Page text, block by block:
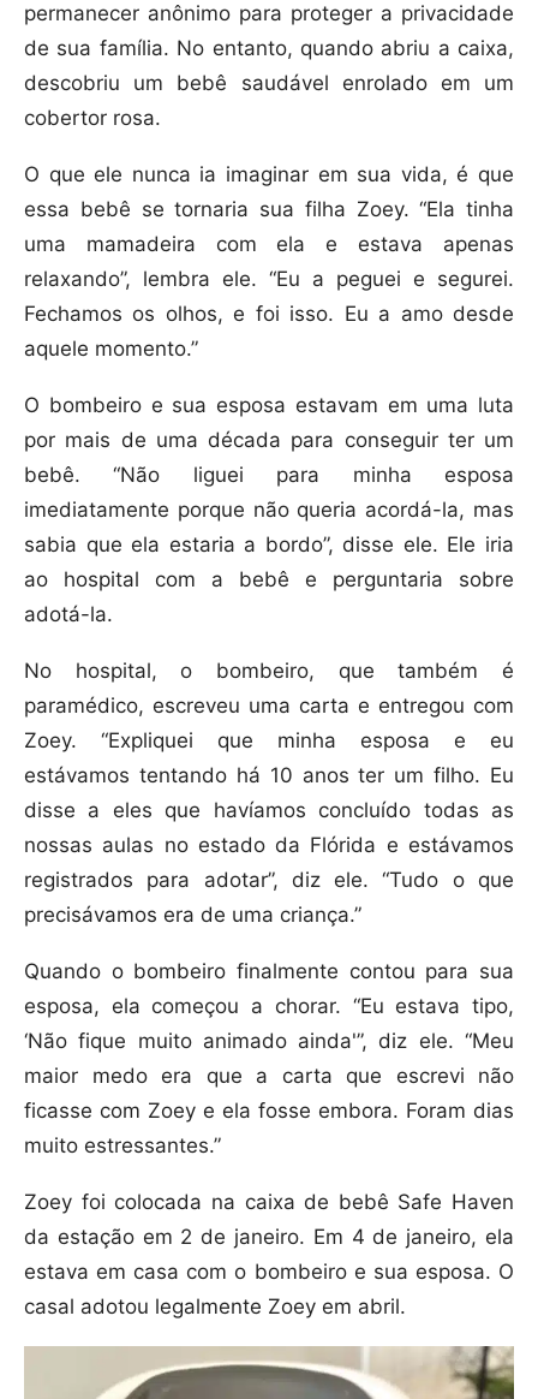
permanecer anônimo para proteger a privacidade
de sua família. No entanto, quando abriu a caixa,
descobriu um bebê saudável enrolado em um
cobertor rosa.
O que ele nunca ia imaginar em sua vida, é que
essa bebê se tornaria sua filha Zoey. “Ela tinha
uma mamadeira com ela e estava apenas
relaxando”, lembra ele. “Eu a peguei e segurei.
Fechamos os olhos, e foi isso. Eu a amo desde
aquele momento.”
O bombeiro e sua esposa estavam em uma luta
por mais de uma década para conseguir ter um
bebê. “Não liguei para minha esposa
imediatamente porque não queria acordá-la, mas
sabia que ela estaria a bordo”, disse ele. Ele iria
ao hospital com a bebê e perguntaria sobre
adotá-la.
No hospital, o bombeiro, que também é
paramédico, escreveu uma carta e entregou com
Zoey. “Expliquei que minha esposa e eu
estávamos tentando há 10 anos ter um filho. Eu
disse a eles que havíamos concluído todas as
nossas aulas no estado da Flórida e estávamos
registrados para adotar”, diz ele. “Tudo o que
precisávamos era de uma criança.”
Quando o bombeiro finalmente contou para sua
esposa, ela começou a chorar. “Eu estava tipo,
‘Não fique muito animado ainda'”, diz ele. “Meu
maior medo era que a carta que escrevi não
ficasse com Zoey e ela fosse embora. Foram dias
muito estressantes.”
Zoey foi colocada na caixa de bebê Safe Haven
da estação em 2 de janeiro. Em 4 de janeiro, ela
estava em casa com o bombeiro e sua esposa. O
casal adotou legalmente Zoey em abril.